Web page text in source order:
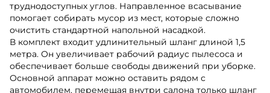
труднодоступных углов. Направленное всасывание
помогает собирать мусор из мест, которые сложно
очистить стандартной напольной насадкой.
В комплект входит удлинительный шланг длиной 1,5
метра. Он увеличивает рабочий радиус пылесоса и
обеспечивает больше свободы движений при уборке.
Основной аппарат можно оставить рядом с
автомобилем, перемещая внутри салона только шланг